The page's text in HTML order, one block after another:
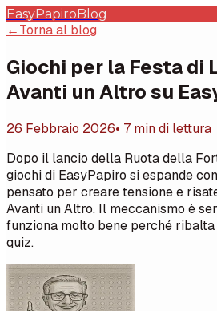
EasyPapiroBlog
←Torna al blog
Giochi per la Festa di
Avanti un Altro su
26 Febbraio 2026• 7 min di lettura
Dopo il lancio della Ruota della
giochi di EasyPapiro si espande
pensato per creare tensione e
Avanti un Altro. Il meccanismo è
funziona molto bene perché
quiz.